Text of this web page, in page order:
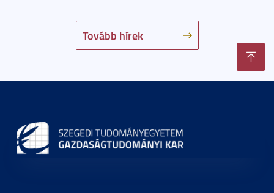
Tovább hírek